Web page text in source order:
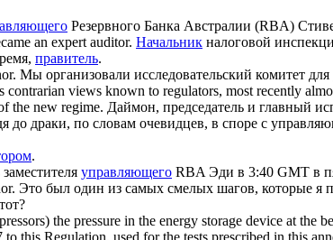
Резервного Банка Австралии (RBA)
an expert auditor. Начальник налоговой
правитель.
. Мы организовали исследовательский комитет для
views known to regulators, most recently
the new regime. Даймон, председатель и главный
до драки, по словам очевидцев, в споре с
.
управляющего RBA Эди в 3:40 GMT в
. Это был один из самых смелых шагов, которые я
the pressure in the energy storage device at the
this Regulation, used for the tests prescribed in this